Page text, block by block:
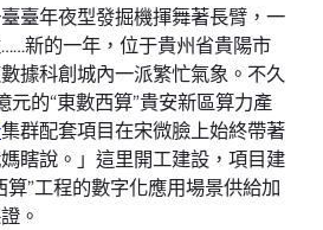
臺年夜型發掘機揮舞著長臂，一
新的一年，位于貴州省貴陽市
據科創城內一派繁忙氣象。不久
元的“東數西算”貴安新區算力產
集群配套項目在宋微臉上始終帶著
瞎說。」這里開工建設，項目建
算”工程的數字化應用場景供給加
。